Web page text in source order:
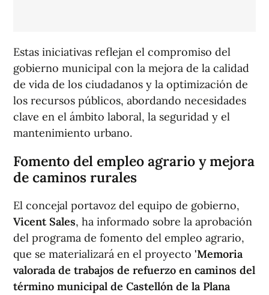
Estas iniciativas reflejan el compromiso del
gobierno municipal con la mejora de la calidad
de vida de los ciudadanos y la optimización de
los recursos públicos, abordando necesidades
clave en el ámbito laboral, la seguridad y el
mantenimiento urbano.
Fomento del empleo agrario y mejora
de caminos rurales
El concejal portavoz del equipo de gobierno,
Vicent Sales, ha informado sobre la aprobación
del programa de fomento del empleo agrario,
que se materializará en el proyecto 'Memoria
valorada de trabajos de refuerzo en caminos del
término municipal de Castellón de la Plana